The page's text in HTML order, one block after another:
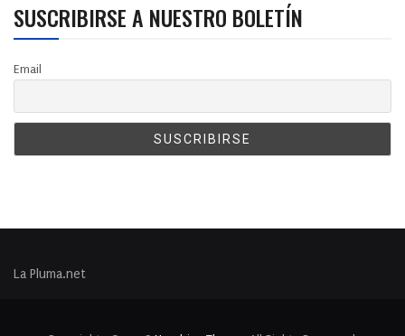
SUSCRIBIRSE A NUESTRO BOLETÍN
Email
La Pluma.net